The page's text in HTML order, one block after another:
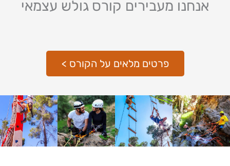
אנחנו מעבירים קורס גולש עצמאי
פרטים מלאים על הקורס >